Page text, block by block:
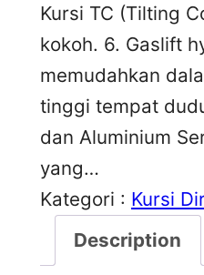
Kursi TC (Tilting
kokoh. 6. Gaslift
memudahkan
tinggi tempat
dan Aluminium
yang…
Kategori : Kursi
Description